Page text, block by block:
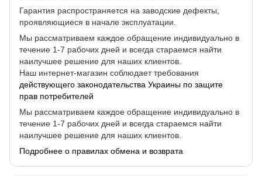
Гарантия распространяется на заводские дефекты,
проявляющиеся в начале эксплуатации.
Мы рассматриваем каждое обращение индивидуально в
течение 1-7 рабочих дней и всегда стараемся найти
наилучшее решение для наших клиентов.
Наш интернет-магазин соблюдает требования
действующего законодательства Украины по защите
прав потребителей
Мы рассматриваем каждое обращение индивидуально в
течение 1-7 рабочих дней и всегда стараемся найти
наилучшее решение для наших клиентов.
Подробнее о правилах обмена и возврата